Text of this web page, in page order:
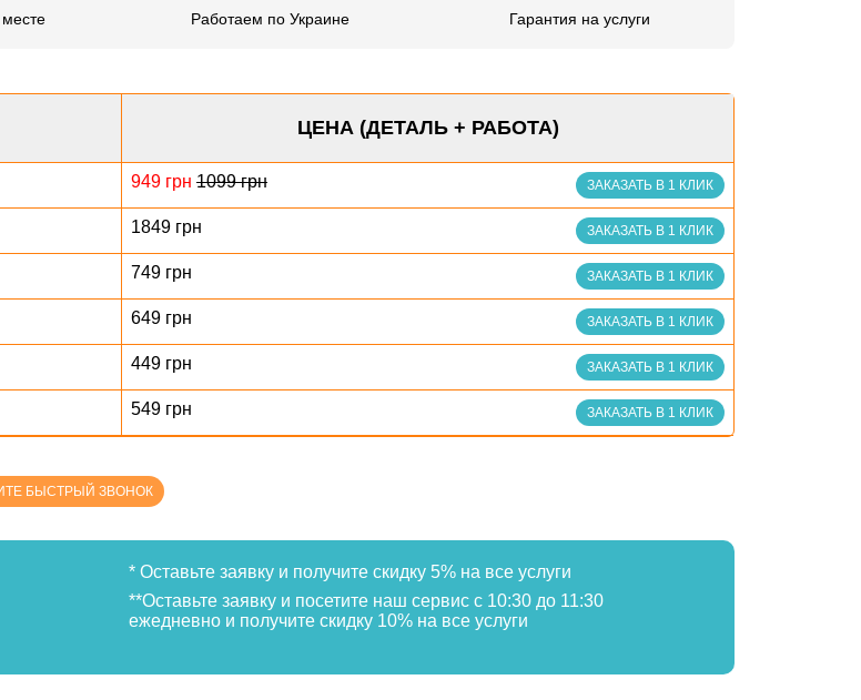
Работаем по Украине Гарантия на услуги
ЦЕНА (ДЕТАЛЬ + РАБОТА)
949 грн 1099 грн ЗАКАЗАТЬ В 1 КЛИК
1849 грн ЗАКАЗАТЬ В 1 КЛИК
749 грн ЗАКАЗАТЬ В 1 КЛИК
649 грн ЗАКАЗАТЬ В 1 КЛИК
449 грн ЗАКАЗАТЬ В 1 КЛИК
549 грн ЗАКАЗАТЬ В 1 КЛИК
БЫСТРЫЙ ЗВОНОК
* Оставьте заявку и получите скидку 5% на все услуги
**Оставьте заявку и посетите наш сервис с 10:30 до 11:30
ежедневно и получите скидку 10% на все услуги